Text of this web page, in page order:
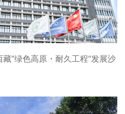
”绿色高原・耐久工程“发展沙